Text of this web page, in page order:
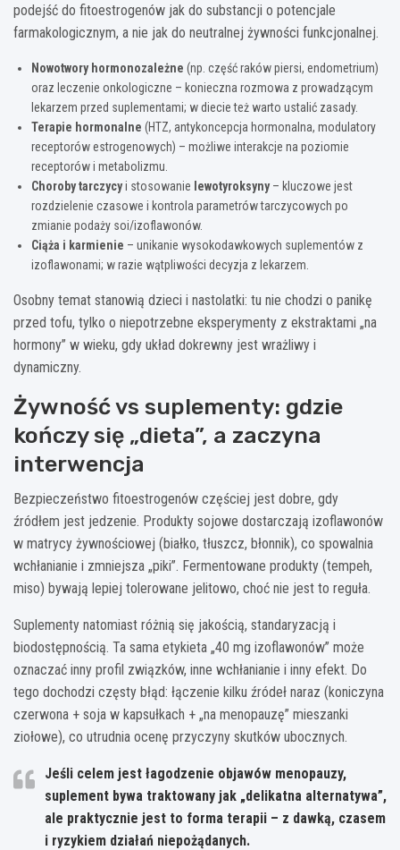
podejść do fitoestrogenów jak do substancji o potencjale
farmakologicznym, a nie jak do neutralnej żywności funkcjonalnej.
Nowotwory hormonozależne (np. część raków piersi, endometrium)
oraz leczenie onkologiczne – konieczna rozmowa z prowadzącym
lekarzem przed suplementami; w diecie też warto ustalić zasady.
Terapie hormonalne (HTZ, antykoncepcja hormonalna, modulatory
receptorów estrogenowych) – możliwe interakcje na poziomie
receptorów i metabolizmu.
Choroby tarczycyi stosowanie lewotyroksyny– kluczowe jest
rozdzielenie czasowe i kontrola parametrów tarczycowych po
zmianie podaży soi/izoflawonów.
Ciąża i karmienie – unikanie wysokodawkowych suplementów z
izoflawonami; w razie wątpliwości decyzja z lekarzem.
Osobny temat stanowią dzieci i nastolatki: tu nie chodzi o panikę
przed tofu, tylko o niepotrzebne eksperymenty z ekstraktami „na
hormony” w wieku, gdy układ dokrewny jest wrażliwy i
dynamiczny.
Żywność vs suplementy: gdzie
kończy się „dieta”, a zaczyna
interwencja
Bezpieczeństwo fitoestrogenów częściej jest dobre, gdy
źródłem jest jedzenie. Produkty sojowe dostarczają izoflawonów
w matrycy żywnościowej (białko, tłuszcz, błonnik), co spowalnia
wchłanianie i zmniejsza „piki”. Fermentowane produkty (tempeh,
miso) bywają lepiej tolerowane jelitowo, choć nie jest to reguła.
Suplementy natomiast różnią się jakością, standaryzacją i
biodostępnością. Ta sama etykieta „40 mg izoflawonów” może
oznaczać inny profil związków, inne wchłanianie i inny efekt. Do
tego dochodzi częsty błąd: łączenie kilku źródeł naraz (koniczyna
czerwona + soja w kapsułkach + „na menopauzę” mieszanki
ziołowe), co utrudnia ocenę przyczyny skutków ubocznych.
Jeśli celem jest łagodzenie objawów menopauzy,
suplement bywa traktowany jak „delikatna alternatywa”,
ale praktycznie jest to forma terapii – z dawką, czasem
i ryzykiem działań niepożądanych.